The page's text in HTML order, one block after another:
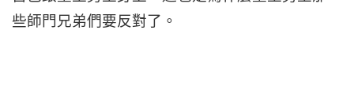
些師門兄弟們要反對了。